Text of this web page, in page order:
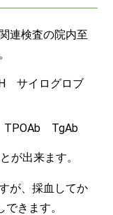
連検査の院内至
サイログロブ
TPOAb TgAb
が出来ます。
が、採血してか
きます。